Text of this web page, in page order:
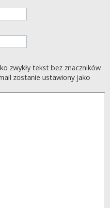
zwykły tekst bez znaczników
zostanie ustawiony jako